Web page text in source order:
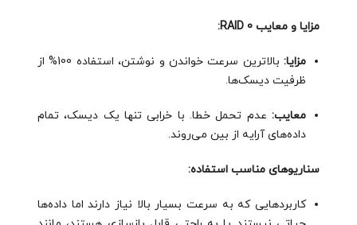
مزایا و معایب RAID 0:
مزایا:
بالاترین سرعت خواندن و نوشتن، استفاده 100% از
ظرفیت دیسک‌ها.
معایب: عدم تحمل خطا. با خرابی تنها یک دیسک، تمام
داده‌های آرایه از بین می‌روند.
سناریوهای مناسب استفاده:
کاربردهایی که به سرعت بسیار بالا نیاز دارند اما داده‌ها